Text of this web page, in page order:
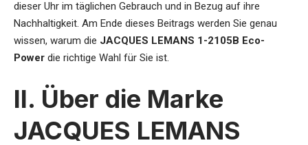
dieser Uhr im täglichen Gebrauch und in Bezug auf ihre
Nachhaltigkeit. Am Ende dieses Beitrags werden Sie genau
wissen, warum die JACQUES LEMANS 1-2105B Eco-
Power die richtige Wahl für Sie ist.
II. Über die Marke
JACQUES LEMANS